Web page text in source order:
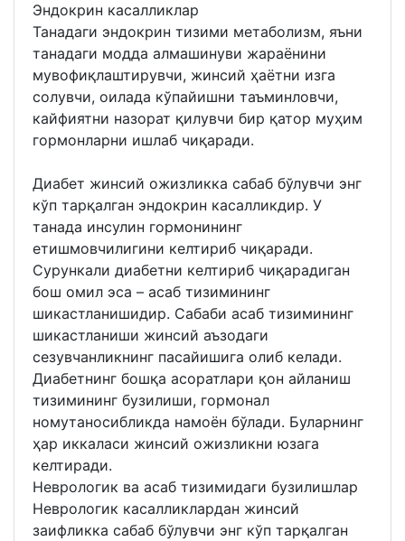
Эндокрин касалликлар
Танадаги эндокрин тизими метаболизм, яъни
танадаги модда алмашинуви жараёнини
мувофиқлаштирувчи, жинсий ҳаётни изга
солувчи, оилада кўпайишни таъминловчи,
кайфиятни назорат қилувчи бир қатор муҳим
гормонларни ишлаб чиқаради.
Диабет жинсий ожизликка сабаб бўлувчи энг
кўп тарқалган эндокрин касалликдир. У
танада инсулин гормонининг
етишмовчилигини келтириб чиқаради.
Сурункали диабетни келтириб чиқарадиган
бош омил эса – асаб тизимининг
шикастланишидир. Сабаби асаб тизимининг
шикастланиши жинсий аъзодаги
сезувчанликнинг пасайишига олиб келади.
Диабетнинг бошқа асоратлари қон айланиш
тизимининг бузилиши, гормонал
номутаносибликда намоён бўлади. Буларнинг
ҳар иккаласи жинсий ожизликни юзага
келтиради.
Неврологик ва асаб тизимидаги бузилишлар
Неврологик касалликлардан жинсий
заифликка сабаб бўлувчи энг кўп тарқалган